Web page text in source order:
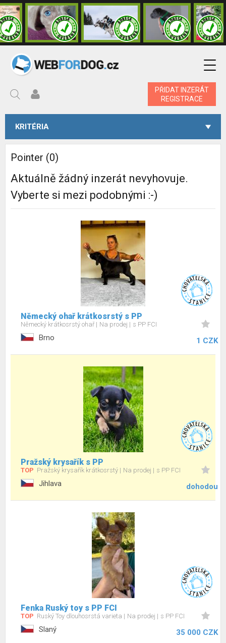
PŘIDAT INZERÁT
REGISTRACE
KRITÉRIA
Pointer (0)
Aktuálně žádný inzerát nevyhovuje.
Vyberte si mezi podobnými :-)
Německý ohař krátkosrstý s PP
Německý krátkosrstý ohař Na prodej s PP FCI
Brno 1 CZK
Pražský krysařík s PP
TOP Pražský krysařík krátkosrstý Na prodej s PP FCI
Jihlava dohodou
Fenka Ruský toy s PP FCI
TOP Ruský Toy dlouhosrstá varieta Na prodej s PP FCI
Slaný 35 000 CZK